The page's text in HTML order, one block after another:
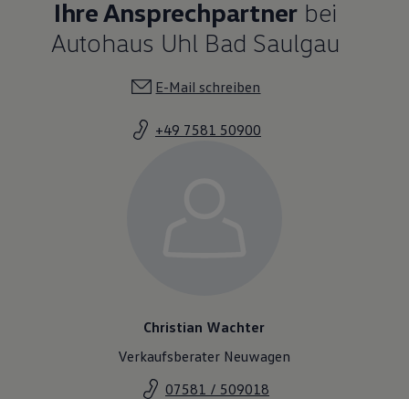
Ihre Ansprechpartner bei
Autohaus Uhl Bad Saulgau
E-Mail schreiben
+49 7581 50900
Christian Wachter
Verkaufsberater Neuwagen
07581 / 509018